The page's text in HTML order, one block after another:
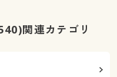
関連カテゴリ